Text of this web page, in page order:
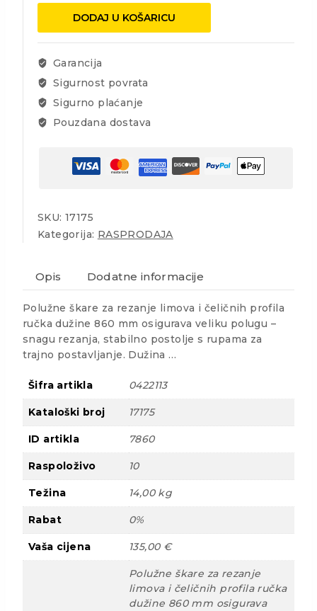
lim
količina
DODAJ U KOŠARICU
Garancija
Sigurnost povrata
Sigurno plaćanje
Pouzdana dostava
SKU: 17175
Kategorija: RASPRODAJA
Opis Dodatne informacije
Polužne škare za rezanje limova i čeličnih profila
ručka dužine 860 mm osigurava veliku polugu –
snagu rezanja, stabilno postolje s rupama za
trajno postavljanje. Dužina …
Šifra artikla 0422113
Kataloški broj 17175
ID artikla 7860
Raspoloživo 10
Težina 14,00 kg
Rabat 0%
Vaša cijena 135,00 €
Polužne škare za rezanje
limova i čeličnih profila ručka
dužine 860 mm osigurava